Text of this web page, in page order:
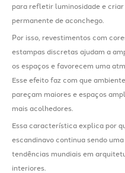
para refletir luminosidade e criar
permanente de aconchego.
Por isso, revestimentos com
estampas discretas ajudam a
os espaços e favorecem uma
Esse efeito faz com que
pareçam maiores e espaços
mais acolhedores.
Essa característica explica por
escandinavo continua sendo
tendências mundiais em
interiores.